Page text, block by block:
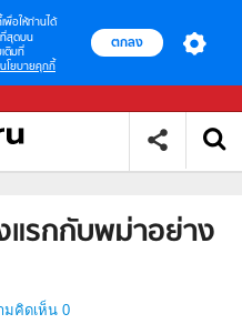
เพื่อให้ท่านได้
ที่สุดบน
เติมที่
นโยบายคุกกี้
ตกลง
แรกกับพม่าอย่าง
มคิดเห็น 0